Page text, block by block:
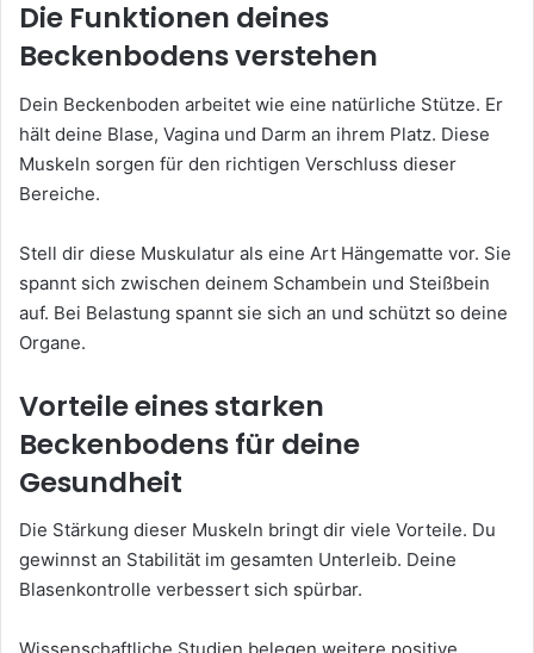
Die Funktionen deines
Beckenbodens verstehen
Dein Beckenboden arbeitet wie eine natürliche Stütze. Er
hält deine Blase, Vagina und Darm an ihrem Platz. Diese
Muskeln sorgen für den richtigen Verschluss dieser
Bereiche.
Stell dir diese Muskulatur als eine Art Hängematte vor. Sie
spannt sich zwischen deinem Schambein und Steißbein
auf. Bei Belastung spannt sie sich an und schützt so deine
Organe.
Vorteile eines starken
Beckenbodens für deine
Gesundheit
Die Stärkung dieser Muskeln bringt dir viele Vorteile. Du
gewinnst an Stabilität im gesamten Unterleib. Deine
Blasenkontrolle verbessert sich spürbar.